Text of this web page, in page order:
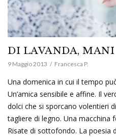
DI LAVANDA,
9 Maggio 2013 Francesca P.
Una domenica in cui il tempo
Un’amica sensibile e affine. Il
dolci che si sporcano volentieri
tagliere di legno. Una macchina
Risate di sottofondo. La poesia